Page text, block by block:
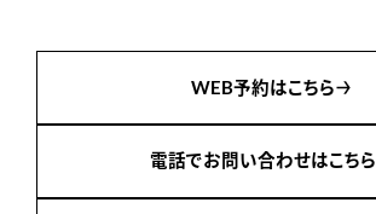
WEB予約はこちら
電話でお問い合わせはこちら